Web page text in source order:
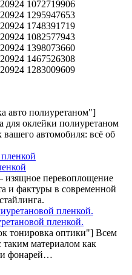
авто полиуретаном"]
для оклейки полиуретаном
автомобиля: всё об
изящное перевоплощение
и фактуры в современной
пленкой.
тонировка оптики"] Всем
таким материалом как
и фонарей…